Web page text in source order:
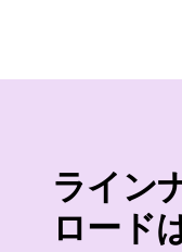
ライン
ロード